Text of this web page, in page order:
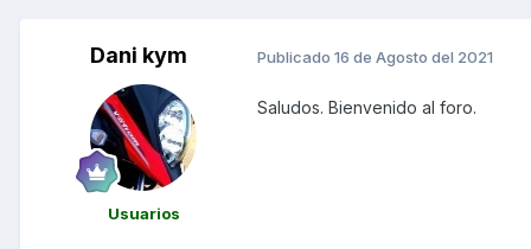
Dani kym
Usuarios
Publicado 16 de Agosto del 2021
Saludos. Bienvenido al foro.